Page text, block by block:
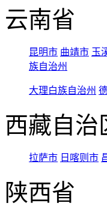
云南省
昆明市 曲靖市 玉
族自治州
大理白族自治州
西藏自治
拉萨市 日喀则市
陕西省